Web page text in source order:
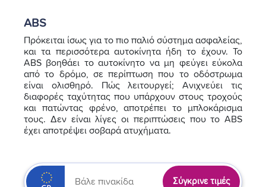
ABS
Πρόκειται ίσως για το πιο παλιό σύστημα ασφαλείας,
και τα περισσότερα αυτοκίνητα ήδη το έχουν. Το
ABS βοηθάει το αυτοκίνητο να μη φεύγει εύκολα
από το δρόμο, σε περίπτωση που το οδόστρωμα
είναι ολισθηρό. Πώς λειτουργεί; Ανιχνεύει τις
διαφορές ταχύτητας που υπάρχουν στους τροχούς
και πατώντας φρένο, αποτρέπει το μπλοκάρισμα
τους. Δεν είναι λίγες οι περιπτώσεις που το ABS
έχει αποτρέψει σοβαρά ατυχήματα.
Σύγκρινε τιμές